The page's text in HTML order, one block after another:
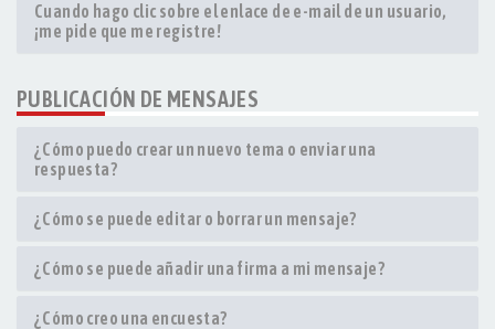
Cuando hago clic sobre el enlace de e-mail de un usuario,
¡me pide que me registre!
PUBLICACIÓN DE MENSAJES
¿Cómo puedo crear un nuevo tema o enviar una
respuesta?
¿Cómo se puede editar o borrar un mensaje?
¿Cómo se puede añadir una firma a mi mensaje?
¿Cómo creo una encuesta?